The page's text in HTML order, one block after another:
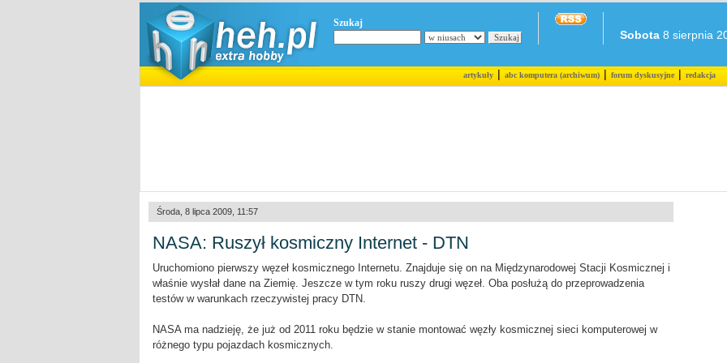
Szukaj
Sobota 8 sierpnia
artykuły|abc komputera (archiwum)|forum dyskusyjne|redakcja
Środa, 8 lipca 2009, 11:57
NASA: Ruszył kosmiczny Internet - DTN
Uruchomiono pierwszy węzeł kosmicznego Internetu. Znajduje się on na Międzynarodowej Stacji Kosmicznej i
właśnie wysłał dane na Ziemię. Jeszcze w tym roku ruszy drugi węzeł. Oba posłużą do przeprowadzenia
testów w warunkach rzeczywistej pracy DTN.
NASA ma nadzieję, że już od 2011 roku będzie w stanie montować węzły kosmicznej sieci komputerowej w
różnego typu pojazdach kosmicznych.